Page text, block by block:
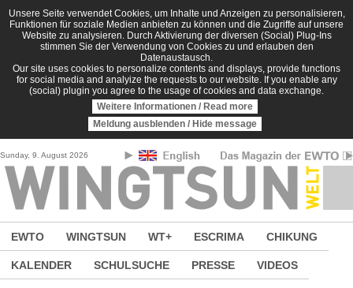
Direkt zum Inhalt
Unsere Seite verwendet Cookies, um Inhalte und Anzeigen zu personalisieren,
Funktionen für soziale Medien anbieten zu können und die Zugriffe auf unsere
Website zu analysieren. Durch Aktivierung der diversen (Social) Plug-Ins
stimmen Sie der Verwendung von Cookies zu und erlauben den
Datenaustausch.
Our site uses cookies to personalize contents and displays, provide functions
for social media and analyize the requests to our website. If you enable any
(social) plugin you agree to the usage of cookies and data exchange.
Weitere Informationen / Read more
Meldung ausblenden / Hide message
Sunday, 9. August 2026
EWTO WINGTSUN WT+ ESCRIMA CHIKUNG
KALENDER SCHULSUCHE PRESSE VIDEOS